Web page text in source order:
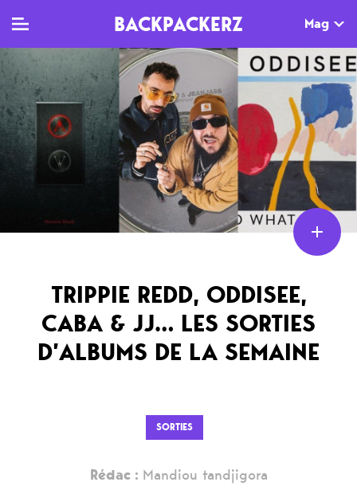
BACKPACKERZ Mag
TV
Clips
Live
MAG
Dossiers
Tops
Interviews
Sorties
Newsletter
AGENDA
Paris
Festivals
TRIPPIE REDD, ODDISEE,
CABA & JJ… LES SORTIES
D’ALBUMS DE LA SEMAINE
SORTIES
Rédac : Mandiou tandjigora